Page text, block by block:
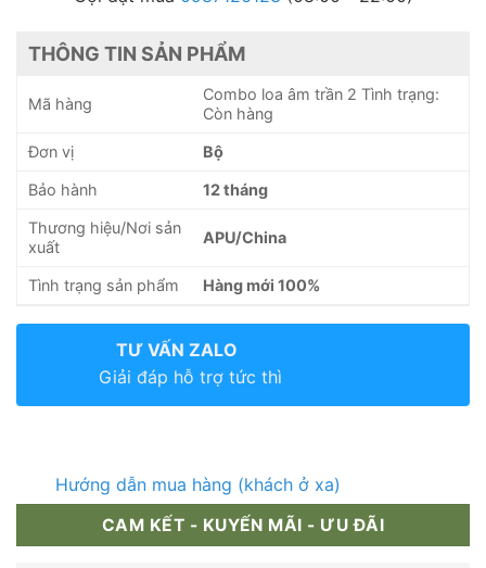
THÔNG TIN SẢN PHẨM
Mã hàng
Combo loa âm trần 2 Tình trạng:
Còn hàng
Đơn vị Bộ
Bảo hành 12 tháng
Thương hiệu/Nơi sản
xuất
APU/China
Tình trạng sản phẩm Hàng mới 100%
TƯ VẤN ZALO
Giải đáp hỗ trợ tức thì
Hướng dẫn mua hàng (khách ở xa)
CAM KẾT - KUYẾN MÃI - ƯU ĐÃI